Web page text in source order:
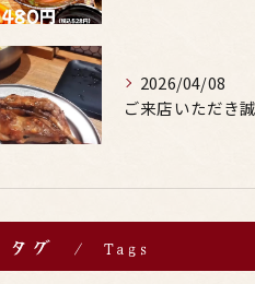
2026/04/08
タグ Tags